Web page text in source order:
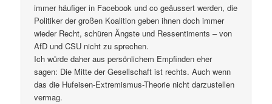
immer häufiger in Facebook und co geäussert werden, die
Politiker der großen Koalition geben ihnen doch immer
wieder Recht, schüren Ängste und Ressentiments – von
AfD und CSU nicht zu sprechen.
Ich würde daher aus persönlichem Empfinden eher
sagen: Die Mitte der Gesellschaft ist rechts. Auch wenn
das die Hufeisen-Extremismus-Theorie nicht darzustellen
vermag.